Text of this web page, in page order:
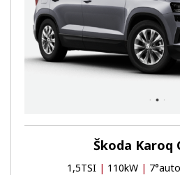
Škoda Karoq
1,5TSI | 110kW |